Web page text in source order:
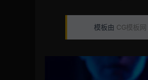
模板由 CG模板网